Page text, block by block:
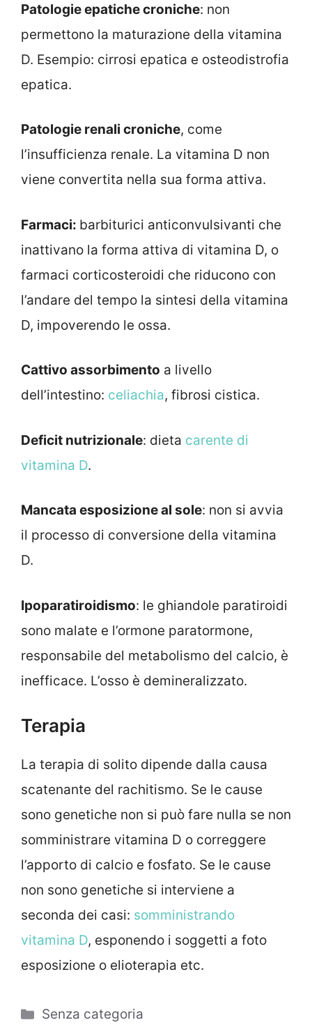
Patologie epatiche croniche: non
permettono la maturazione della vitamina
D. Esempio: cirrosi epatica e osteodistrofia
epatica.
Patologie renali croniche, come
l’insufficienza renale. La vitamina D non
viene convertita nella sua forma attiva.
Farmaci: barbiturici anticonvulsivanti che
inattivano la forma attiva di vitamina D, o
farmaci corticosteroidi che riducono con
l’andare del tempo la sintesi della vitamina
D, impoverendo le ossa.
Cattivo assorbimento a livello
dell’intestino: celiachia, fibrosi cistica.
Deficit nutrizionale: dieta carente di
vitamina D.
Mancata esposizione al sole: non si avvia
il processo di conversione della vitamina
D.
Ipoparatiroidismo: le ghiandole paratiroidi
sono malate e l’ormone paratormone,
responsabile del metabolismo del calcio, è
inefficace. L’osso è demineralizzato.
Terapia
La terapia di solito dipende dalla causa
scatenante del rachitismo. Se le cause
sono genetiche non si può fare nulla se non
somministrare vitamina D o correggere
l’apporto di calcio e fosfato. Se le cause
non sono genetiche si interviene a
seconda dei casi: somministrando
vitamina D, esponendo i soggetti a foto
esposizione o elioterapia etc.
Categorie
Senza categoria